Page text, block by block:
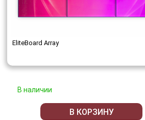
EliteBoard Array
В наличии
В КОРЗИНУ